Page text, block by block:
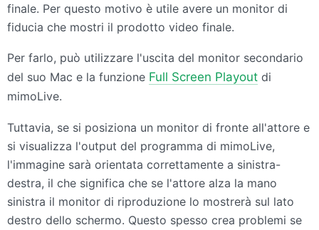
finale. Per questo motivo è utile avere un monitor di
fiducia che mostri il prodotto video finale.
Per farlo, può utilizzare l'uscita del monitor secondario
del suo Mac e la funzione Full Screen Playout di
mimoLive.
Tuttavia, se si posiziona un monitor di fronte all'attore e
si visualizza l'output del programma di mimoLive,
l'immagine sarà orientata correttamente a sinistra-
destra, il che significa che se l'attore alza la mano
sinistra il monitor di riproduzione lo mostrerà sul lato
destro dello schermo. Questo spesso crea problemi se